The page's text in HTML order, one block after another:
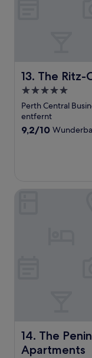
13. The
The Ritz-
5.0-
Sterne-
Unterkunft
Perth Central
entfernt
9.2
9,2/10
14. The
Apartments
The Peninsula